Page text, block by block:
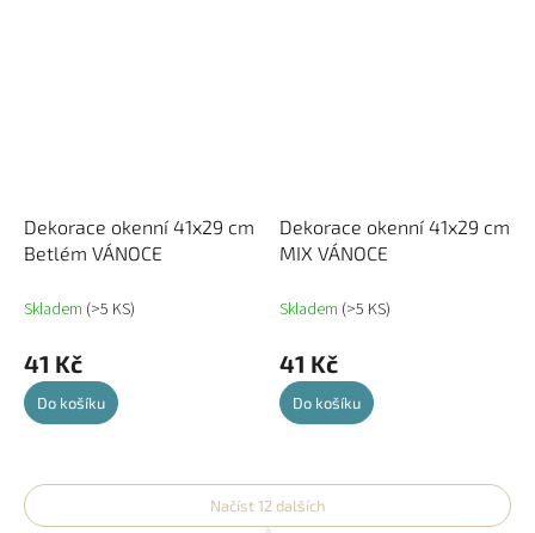
Dekorace okenní 41x29 cm
Betlém VÁNOCE
Skladem (>5 KS)
41 Kč
Do košíku
Dekorace okenní 41x29 cm
MIX VÁNOCE
Skladem (>5 KS)
41 Kč
Do košíku
Načíst 12 dalších